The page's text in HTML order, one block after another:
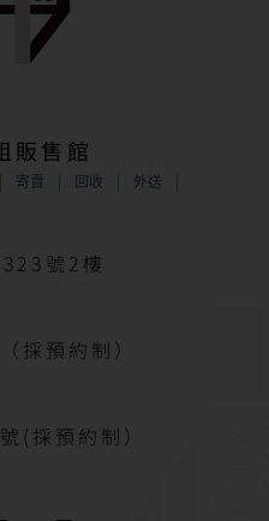
販售館
寄賣 回收 外送
號2樓
採預約制）
(採預約制）